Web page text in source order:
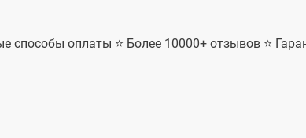
способы оплаты ⭐ Более 10000+ отзывов ⭐